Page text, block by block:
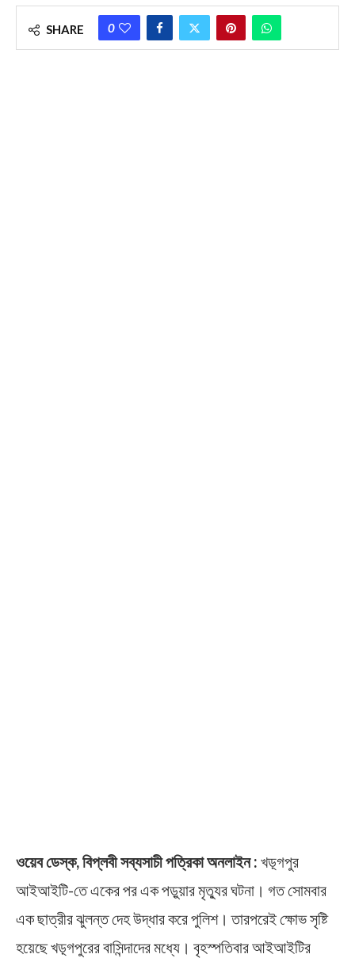
SHARE 0
ওয়েব ডেস্ক, বিপ্লবী সব্যসাচী পত্রিকা অনলাইন : খড়্গপুর
আইআইটি-তে একের পর এক পড়ুয়ার মৃত্যুর ঘটনা। গত সোমবার
এক ছাত্রীর ঝুলন্ত দেহ উদ্ধার করে পুলিশ। তারপরেই ক্ষোভ সৃষ্টি
হয়েছে খড়্গপুরের বাসিন্দাদের মধ্যে। বৃহস্পতিবার আইআইটির